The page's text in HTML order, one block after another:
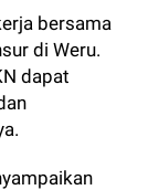
bersama
di Weru.
dapat